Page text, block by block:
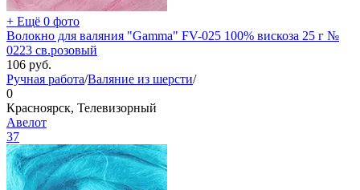
+ Ещё 0 фото
Волокно для валяния "Gamma" FV-025 100% вискоза 25 г №
0223 св.розовый
106 руб.
Ручная работа/Валяние из шерсти/
0
Красноярск, Телевизорный
Авелот
37